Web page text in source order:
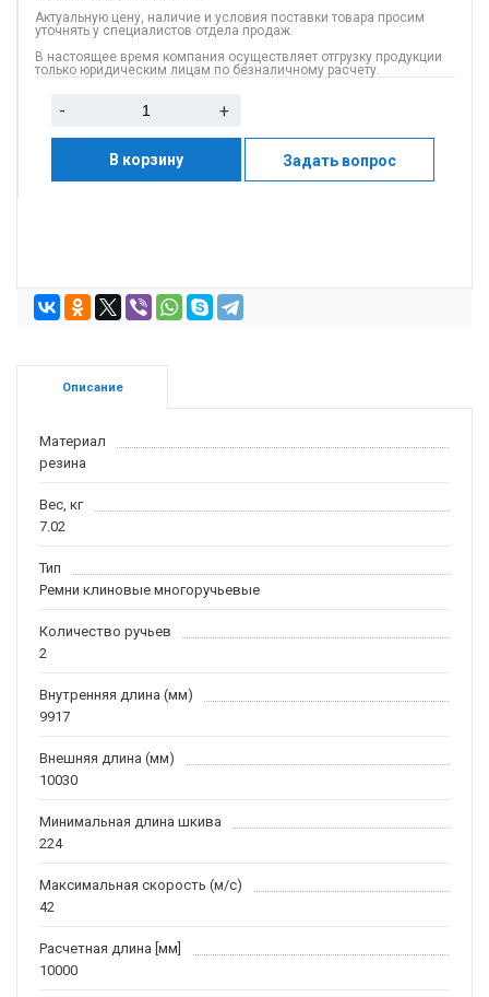
Актуальную цену, наличие и условия поставки товара просим
уточнять у специалистов отдела продаж.
В настоящее время компания осуществляет отгрузку продукции
только юридическим лицам по безналичному расчету.
- +
В корзину Задать вопрос
Описание
Материал
резина
Вес, кг
7.02
Тип
Ремни клиновые многоручьевые
Количество ручьев
2
Внутренняя длина (мм)
9917
Внешняя длина (мм)
10030
Минимальная длина шкива
224
Максимальная скорость (м/c)
42
Расчетная длина [мм]
10000